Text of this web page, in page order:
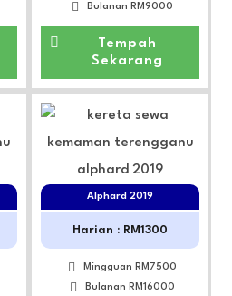
Bulanan RM9000
Tempah
Sekarang
Alphard 2019
Harian : RM1300
Mingguan RM7500
Bulanan RM16000